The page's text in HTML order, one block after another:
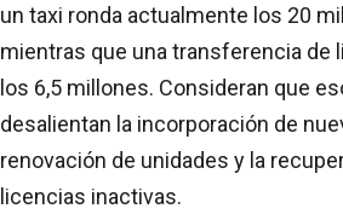
un taxi ronda actualmente los 20
mientras que una transferencia de
los 6,5 millones. Consideran que
desalientan la incorporación de
renovación de unidades y la
licencias inactivas.